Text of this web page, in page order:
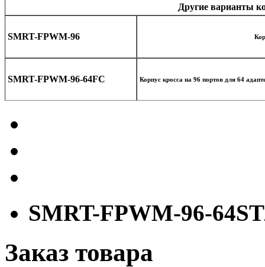
Другие варианты
SMRT-FPWM-96
SMRT-FPWM-96-64FC Корпус кросса на 96 портов для 64
SMRT-FPWM-96-
Заказ товара